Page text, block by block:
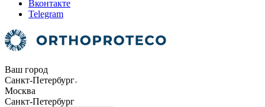
Вконтакте
Telegram
Ваш город
Санкт-Петербург
Москва
Санкт-Петербург